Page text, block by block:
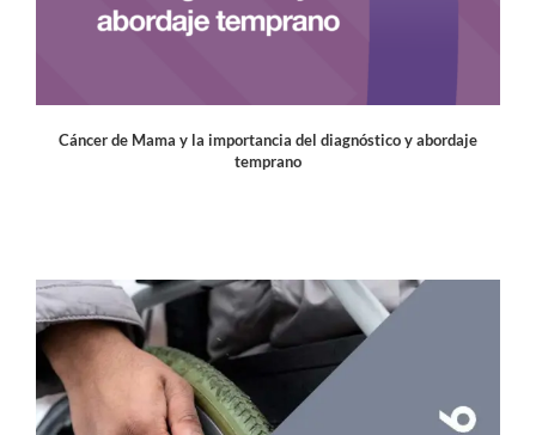
Cáncer de Mama y la importancia del diagnóstico y abordaje
temprano